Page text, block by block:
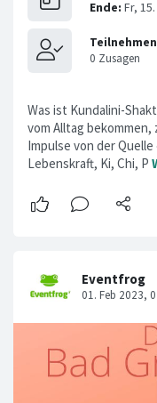
Was ist Kundalini-
vom Alltag
Impulse von der
Lebenskraft, Ki, Chi, P